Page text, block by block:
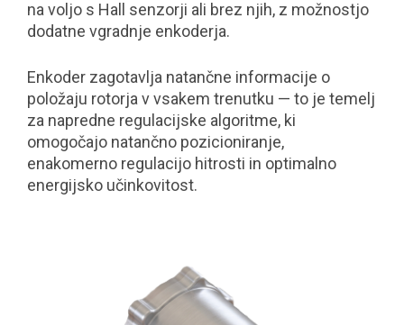
na voljo s Hall senzorji ali brez njih, z možnostjo
dodatne vgradnje enkoderja.
Enkoder zagotavlja natančne informacije o
položaju rotorja v vsakem trenutku — to je temelj
za napredne regulacijske algoritme, ki
omogočajo natančno pozicioniranje,
enakomerno regulacijo hitrosti in optimalno
energijsko učinkovitost.